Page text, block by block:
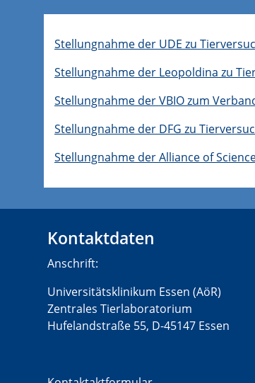
Stellungnahme der UDE zu
Stellungnahme der Leopoldina zu
Stellungnahme der VBIO zum
Stellungnahme der DFG zu
Stellungnahme der Alliance of
Kontaktdaten
Anschrift:
Universitätsklinikum Essen (AöR)
Zentrales Tierlaboratorium
Hufelandstraße 55, D-45147 Essen